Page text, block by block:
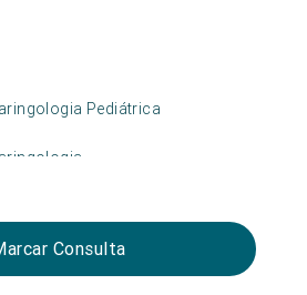
Pediátrica
Consulta